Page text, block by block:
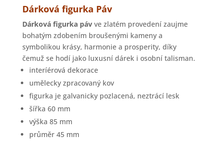
Dárková figurka Páv
Dárková figurka pávve zlatém provedení zaujme
bohatým zdobením broušenými kameny a
symbolikou krásy, harmonie a prosperity, díky
čemuž se hodí jako luxusní dárek i osobní talisman.
interíérová dekorace
umělecky zpracovaný kov
figurka je galvanicky pozlacená, neztrácí lesk
šířka 60 mm
výška 85 mm
průměr 45 mm